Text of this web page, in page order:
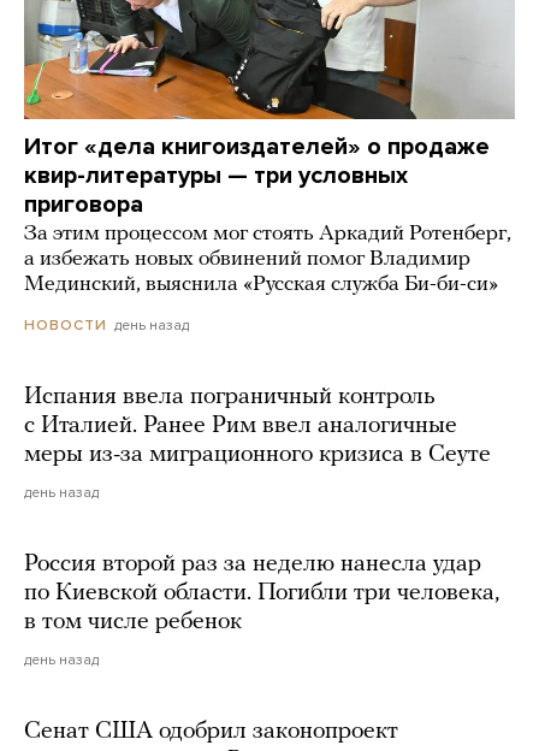
Итог «дела книгоиздателей» о продаже
квир-литературы — три условных
приговора
За этим процессом мог стоять Аркадий Ротенберг,
а избежать новых обвинений помог Владимир
Мединский, выяснила «Русская служба Би-би-си»
НОВОСТИ день назад
Испания ввела пограничный контроль
с Италией. Ранее Рим ввел аналогичные
меры из-за миграционного кризиса в Сеуте
день назад
Россия второй раз за неделю нанесла удар
по Киевской области. Погибли три человека,
в том числе ребенок
день назад
Сенат США одобрил законопроект